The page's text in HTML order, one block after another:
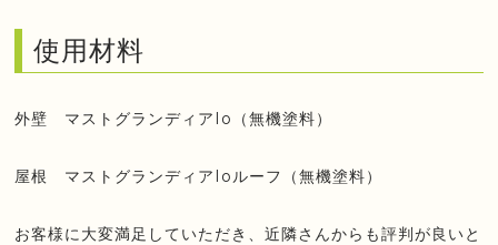
使用材料
外壁 マストグランディアIo（無機塗料）
屋根 マストグランディアIoルーフ（無機塗料）
お客様に大変満足していただき、近隣さんからも評判が良いと